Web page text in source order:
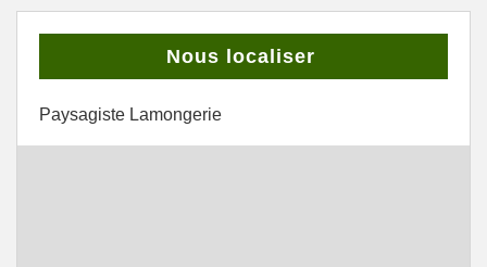
Nous localiser
Paysagiste Lamongerie